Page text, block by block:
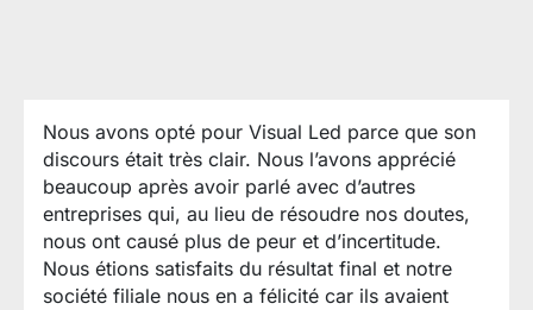
Nous avons opté pour Visual Led parce que son
discours était très clair. Nous l’avons apprécié
beaucoup après avoir parlé avec d’autres
entreprises qui, au lieu de résoudre nos doutes,
nous ont causé plus de peur et d’incertitude.
Nous étions satisfaits du résultat final et notre
société filiale nous en a félicité car ils avaient